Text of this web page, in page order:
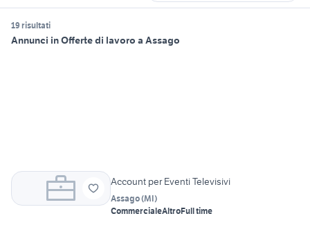
19 risultati
Annunci in Offerte di lavoro a Assago
Account per Eventi Televisivi
Assago(MI)
CommercialeAltroFull time